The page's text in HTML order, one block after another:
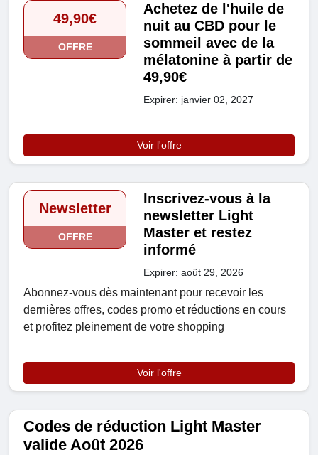
49,90€
OFFRE
Achetez de l'huile de
nuit au CBD pour le
sommeil avec de la
mélatonine à partir de
49,90€
Expirer: janvier 02, 2027
Voir l'offre
Newsletter
OFFRE
Inscrivez-vous à la
newsletter Light
Master et restez
informé
Expirer: août 29, 2026
Abonnez-vous dès maintenant pour recevoir les
dernières offres, codes promo et réductions en cours
et profitez pleinement de votre shopping
Voir l'offre
Codes de réduction Light Master
valide Août 2026